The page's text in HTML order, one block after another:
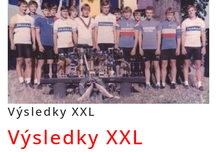
Výsledky XXL
Výsledky XXL